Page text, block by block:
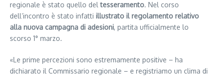
regionale è stato quello deltesseramento. Nel corso
dell’incontro è stato infatti illustrato il regolamento relativo
alla nuova campagna di adesioni, partita ufficialmente lo
scorso 1° marzo.
«Le prime percezioni sono estremamente positive – ha
dichiarato il Commissario regionale – e registriamo un clima di